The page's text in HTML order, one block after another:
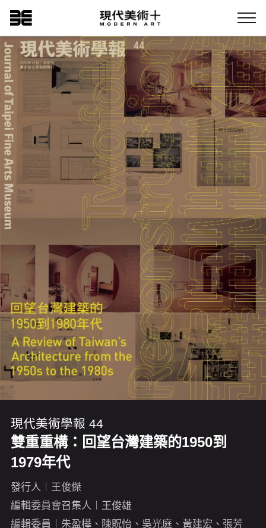
到
主
要
內
容
現代美術+Logo
Menu
現代美術學報 44
雙重重構：回望台灣建築的1950到
1979年代
發行人︱王俊傑
編輯委員會召集人︱王俊雄
編輯委員︱朱盈樺、陳貺怡、吳光庭、黃建宏、張芳